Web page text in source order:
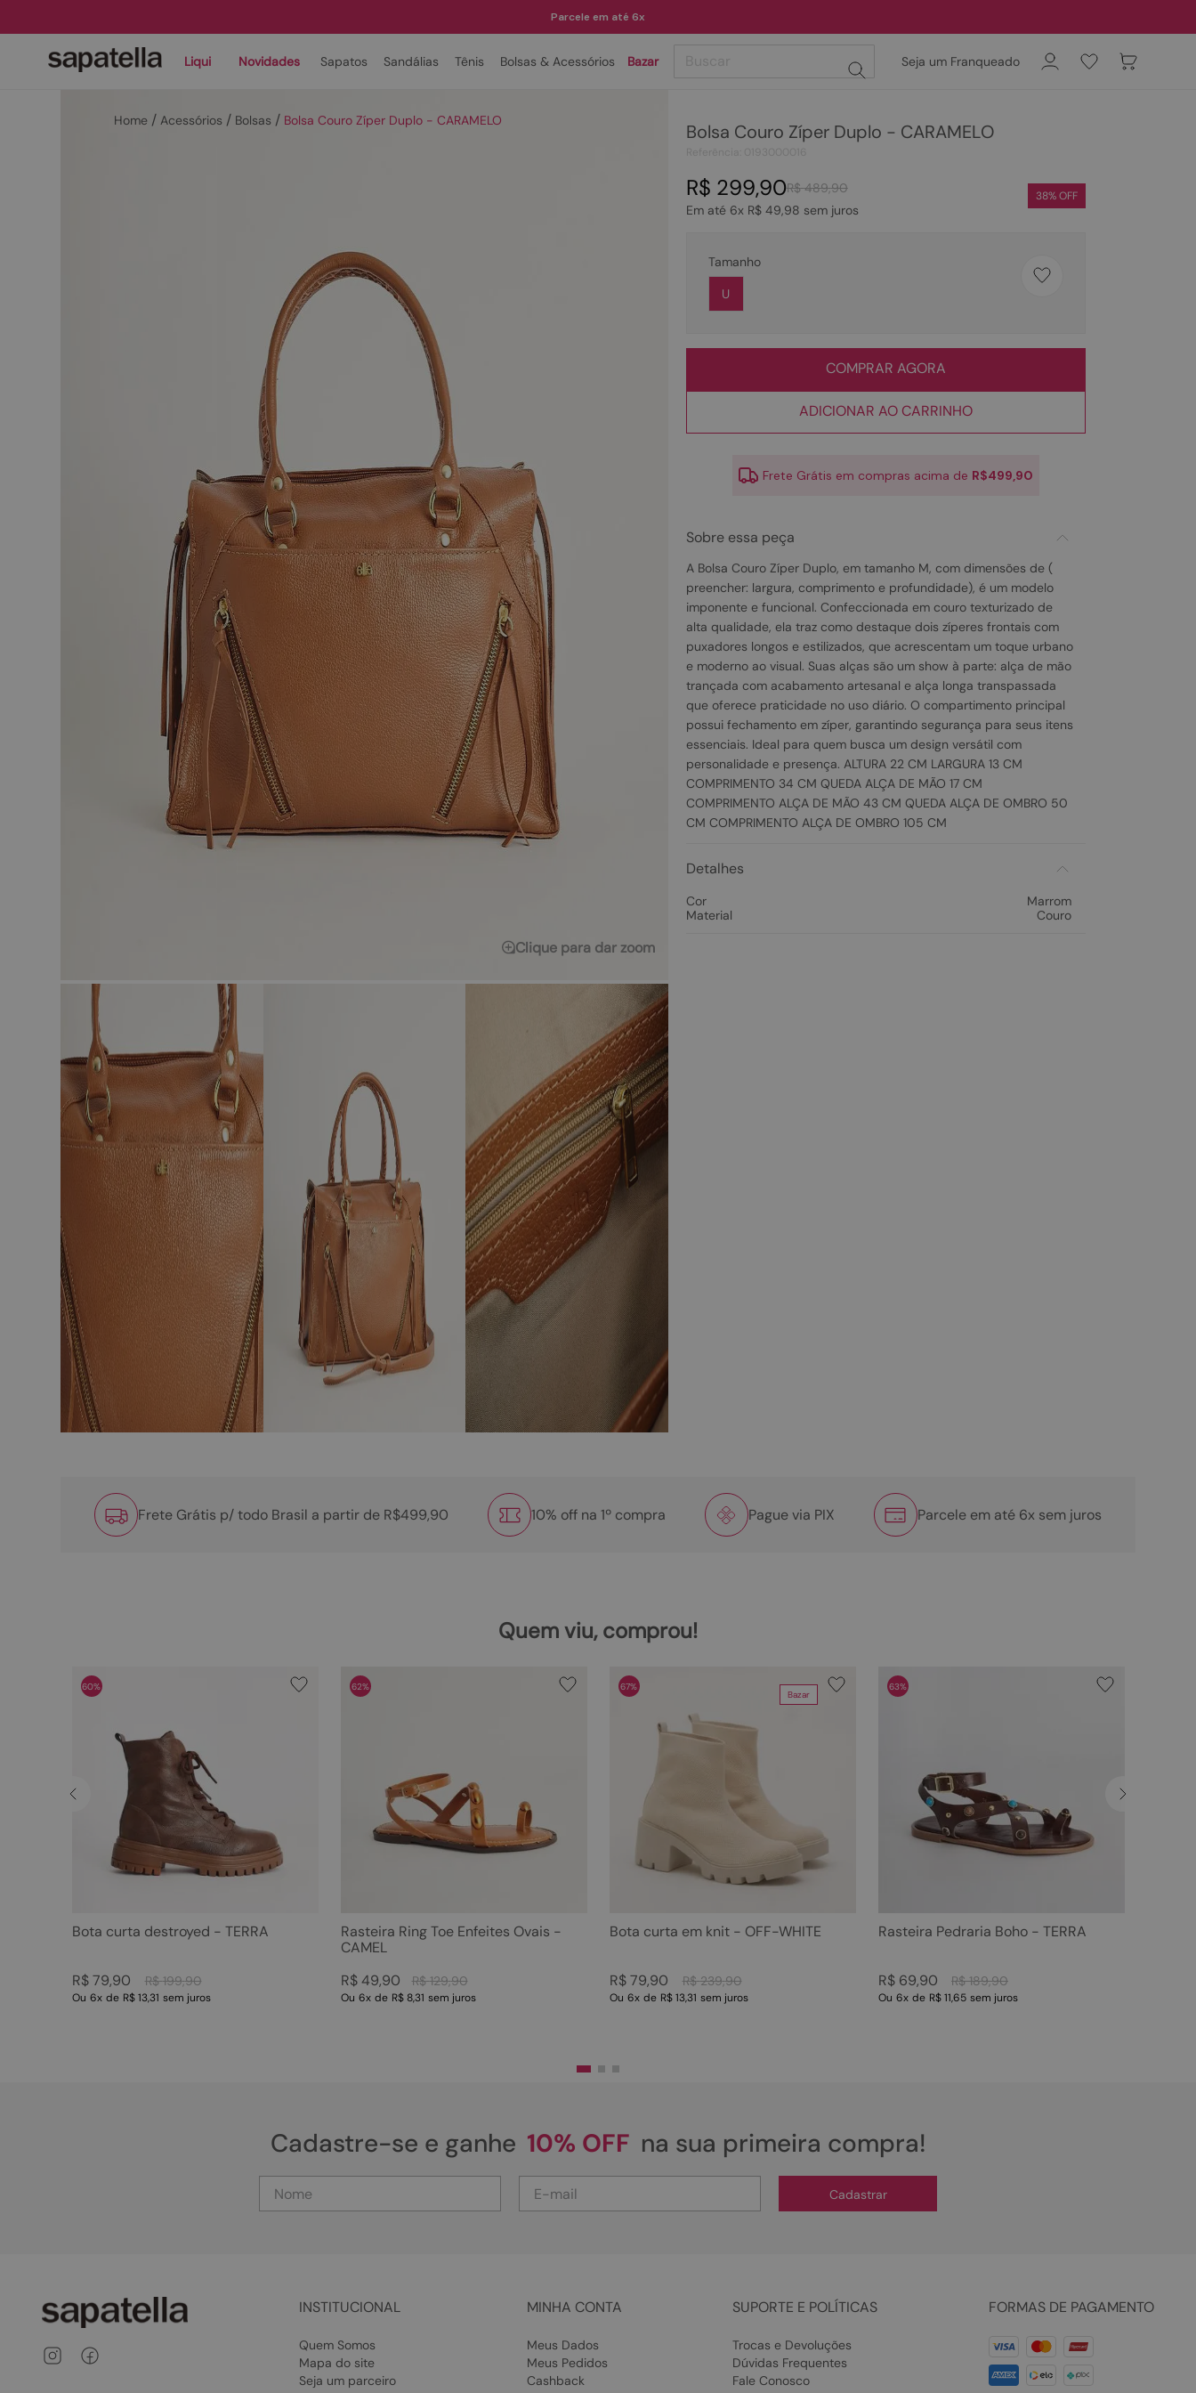
Parcele em até 6x
Liqui Novidades Sapatos Sandálias Tênis Bolsas & Acessórios Bazar Seja um Franqueado
Acessórios Bolsas Bolsa Couro Zíper Duplo - CARAMELO
Clique para dar zoom
Bolsa Couro Zíper Duplo - CARAMELO
R$ 489,90
R$ 299,90
Em até 6x R$ 49,98 sem juros
38% OFF
Tamanho
U
COMPRAR AGORA
ADICIONAR AO CARRINHO
Frete Grátis em compras acima de R$499,90
Sobre essa peça
A Bolsa Couro Zíper Duplo, em tamanho M, com dimensões de (
preencher: largura, comprimento e profundidade), é um modelo
imponente e funcional. Confeccionada em couro texturizado de
alta qualidade, ela traz como destaque dois zíperes frontais com
puxadores longos e estilizados, que acrescentam um toque urbano
e moderno ao visual. Suas alças são um show à parte: alça de mão
trançada com acabamento artesanal e alça longa transpassada
que oferece praticidade no uso diário. O compartimento principal
possui fechamento em zíper, garantindo segurança para seus itens
essenciais. Ideal para quem busca um design versátil com
personalidade e presença. ALTURA 22 CM LARGURA 13 CM
COMPRIMENTO 34 CM QUEDA ALÇA DE MÃO 17 CM
COMPRIMENTO ALÇA DE MÃO 43 CM QUEDA ALÇA DE OMBRO 50
CM COMPRIMENTO ALÇA DE OMBRO 105 CM
Detalhes
Cor
Marrom
Material
Couro
Frete Grátis p/ todo Brasil a partir de R$499,90 10% off na 1º compra Pague via PIX Parcele em até 6x sem juros
Quem viu, comprou!
60%
Bota curta destroyed - TERRA
R$ 199,90
R$ 79,90
Ou 6x de R$ 13,31 sem juros
62%
Rasteira Ring Toe Enfeites Ovais -
CAMEL
R$ 129,90
R$ 49,90
Ou 6x de R$ 8,31 sem juros
Bazar
67%
Bota curta em knit - OFF-WHITE
R$ 239,90
R$ 79,90
Ou 6x de R$ 13,31 sem juros
63%
Rasteira Pedraria Boho - TERRA
R$ 189,90
R$ 69,90
Ou 6x de R$ 11,65 sem juros
Cadastre-se e ganhe 10% OFF na sua primeira compra!
Cadastrar
INSTITUCIONAL
Quem Somos
Mapa do site
Seja um parceiro
MINHA CONTA
Meus Dados
Meus Pedidos
Cashback
SUPORTE E POLÍTICAS
Trocas e Devoluções
Dúvidas Frequentes
Fale Conosco
FORMAS DE PAGAMENTO
sapatilha